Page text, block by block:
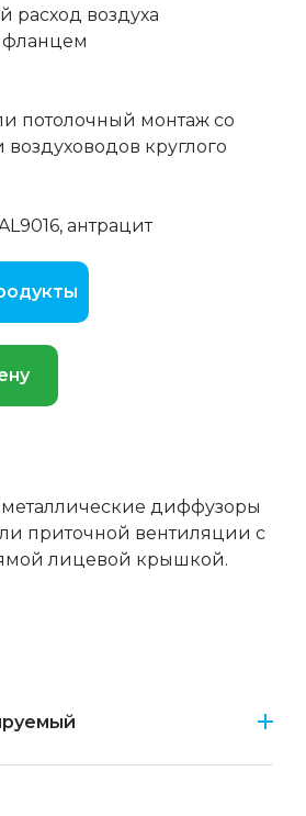
расход воздуха
потолочный монтаж со
круглого
антрацит
диффузоры
приточной вентиляции с
лицевой крышкой.